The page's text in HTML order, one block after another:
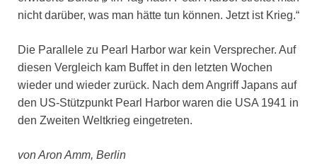
nicht darüber, was man hätte tun können. Jetzt ist Krieg.“
Die Parallele zu Pearl Harbor war kein Versprecher. Auf
diesen Vergleich kam Buffet in den letzten Wochen
wieder und wieder zurück. Nach dem Angriff Japans auf
den US-Stützpunkt Pearl Harbor waren die USA 1941 in
den Zweiten Weltkrieg eingetreten.
von Aron Amm, Berlin